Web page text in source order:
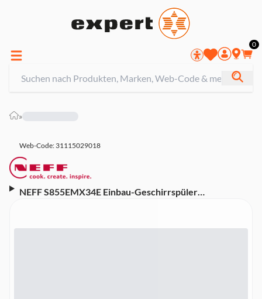
0
»
Web-Code: 31115029018
NEFF S855EMX34E Einbau-Geschirrspüler
TimeLight, Home Connect, WLAN)